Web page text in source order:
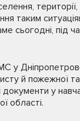
ситуаціям,
сьогодні, під
у
й пожежної
документи у
області.